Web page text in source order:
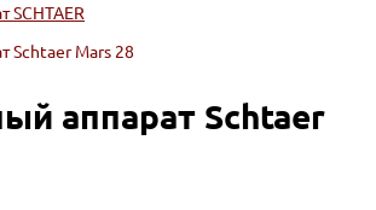
SCHTAER
Schtaer Mars 28
аппарат Schtaer